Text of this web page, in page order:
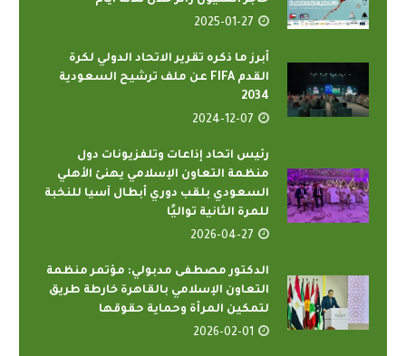
2025-01-27
أبرز ما ذكره تقرير الاتحاد الدولي لكرة
القدم FIFA عن ملف ترشيح السعودية
2034
2024-12-07
رئيس اتحاد إذاعات وتلفزيونات دول
منظمة التعاون الإسلامي يهنئ الأهلي
السعودي بلقب دوري أبطال آسيا للنخبة
للمرة الثانية تواليًا
2026-04-27
الدكتور مصطفى مدبولي: مؤتمر منظمة
التعاون الإسلامي بالقاهرة خارطة طريق
لتمكين المرأة وحماية حقوقها
2026-02-01